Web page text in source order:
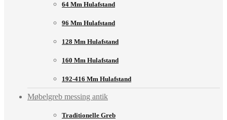
64 Mm Hulafstand
96 Mm Hulafstand
128 Mm Hulafstand
160 Mm Hulafstand
192-416 Mm Hulafstand
Møbelgreb messing antik
Traditionelle Greb